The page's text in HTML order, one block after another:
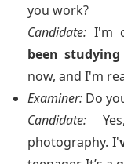
you work?
Candidate: I'm
been studying
now, and I'm
Examiner: Do
Candidate:
photography. I'